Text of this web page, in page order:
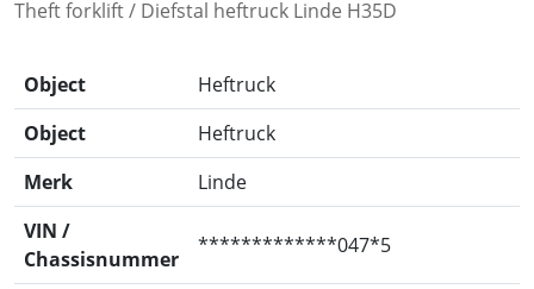
Theft forklift / Diefstal heftruck Linde H35D
Object
Heftruck
Object
Heftruck
Merk
Linde
VIN /
Chassisnummer
*************047*5